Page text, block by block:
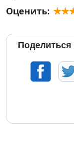
Оценить:
Поделиться